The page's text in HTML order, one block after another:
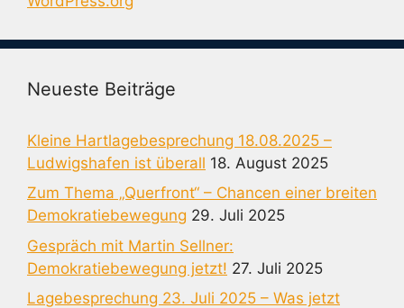
Neueste Beiträge
Kleine Hartlagebesprechung 18.08.2025 –
Ludwigshafen ist überall 18. August 2025
Zum Thema „Querfront“ – Chancen einer breiten
Demokratiebewegung 29. Juli 2025
Gespräch mit Martin Sellner:
Demokratiebewegung jetzt! 27. Juli 2025
Lagebesprechung 23. Juli 2025 – Was jetzt